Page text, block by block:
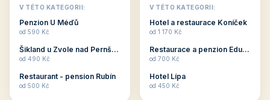
objekty, které nabízí
ubytování skupin v
penzionech, hotelích a
Budete překva...
V TÉTO KATEGORII:
Penzion U Méďů
od 590 Kč
Šikland u Zvole nad Pernštejnem
od 490 Kč
Restaurant - pension Rubín
od 500 Kč
objekty, které mají
zkušenosti pořádat i
menší firemní akce a
ob...
V TÉTO KATEGORII:
Hotel a restaurace Koníček
od 1 170 Kč
Restaurace a penzion Eduard
od 700 Kč
Hotel Lípa
od 450 Kč